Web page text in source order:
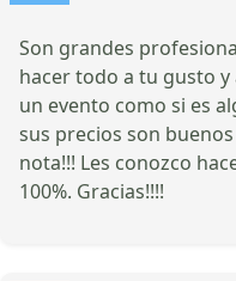
Son grandes
hacer todo a tu gusto
un evento como si es
sus precios son
nota!!! Les conozco
100%. Gracias!!!!